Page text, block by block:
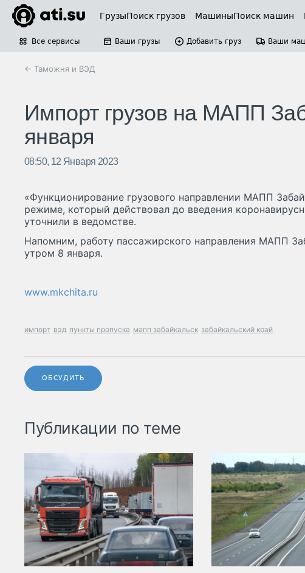
ГрузыПоиск грузов МашиныПоиск машин
Все сервисы Ваши грузы Добавить груз Ваши
← Таможня и ВЭД
Импорт грузов на МАПП
января
08:50, 12 Января 2023
«Функционирование грузового направлении МАПП
режиме, который действовал до введения
уточнили в ведомстве.
Напомним, работу пассажирского направления МАПП
утром 8 января.
www.mkchita.ru
импорт вэд пункты пропуска мапп забайкальск забайкальский край
ОБСУДИТЬ
Публикации по теме